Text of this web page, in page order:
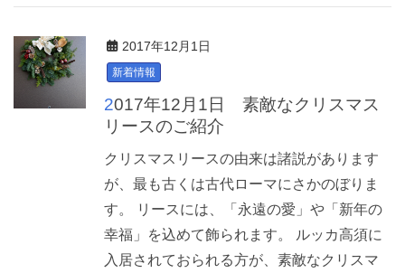
2017年12月1日
新着情報
2017年12月1日 素敵なクリスマス
リースのご紹介
クリスマスリースの由来は諸説があります
が、最も古くは古代ローマにさかのぼりま
す。 リースには、「永遠の愛」や「新年の
幸福」を込めて飾られます。 ルッカ高須に
入居されておられる方が、素敵なクリスマ